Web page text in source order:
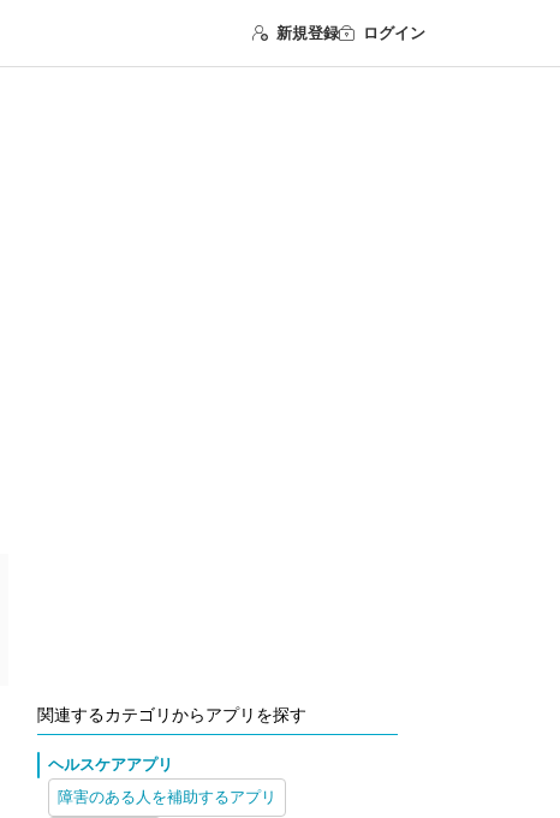
新規登録 ログイン
関連するカテゴリからアプリを探す
ヘルスケアアプリ
障害のある人を補助するアプリ